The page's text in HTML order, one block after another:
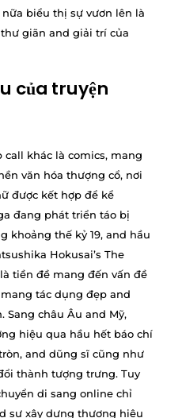
biểu thị sự vươn lên là
giãn and giải trí của
của truyện
khác là comics, mang
văn hóa thượng cổ, nơi
được kết hợp để kể
đang phát triển táo bị
khoảng thế kỷ 19, and hầu
Hokusai’s The
tiền đề mang đến vấn đề
tác dụng đẹp and
Sang châu Âu and Mỹ,
hiệu qua hầu hết báo chí
and dũng sĩ cũng như
thành tượng trưng. Tuy
di sang online chỉ
sự xây dựng thương hiệu